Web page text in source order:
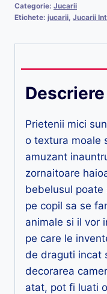
Categorie: Jucarii
Etichete: jucarii, Jucarii
Descriere
Prietenii mici
o textura moale
amuzant
zornaitoare
bebelusul poate
pe copil sa se
animale si il vor
pe care le
de draguti incat
decorarea
atat, pot fi luati